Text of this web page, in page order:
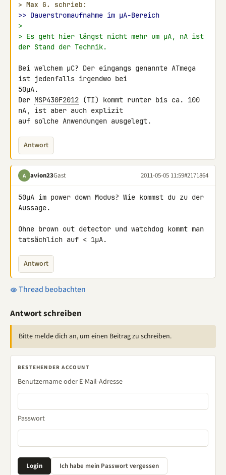
> Max G. schrieb:
>> Dauerstromaufnahme im µA-Bereich
>
> Es geht hier längst nicht mehr um µA, nA ist
der Stand der Technik.
Bei welchem µC? Der eingangs genannte ATmega
ist jedenfalls irgendwo bei
50µA.
Der MSP430F2012 (TI) kommt runter bis ca. 100
nA, ist aber auch explizit
auf solche Anwendungen ausgelegt.
Antwort
A avion23Gast 2011-05-05 11:59#2171864
50µA im power down Modus? Wie kommst du zu der
Aussage.
Ohne brown out detector und watchdog kommt man
tatsächlich auf < 1µA.
Antwort
Thread beobachten
Antwort schreiben
Bitte melde dich an, um einen Beitrag zu schreiben.
BESTEHENDER ACCOUNT
Benutzername oder E-Mail-Adresse
Passwort